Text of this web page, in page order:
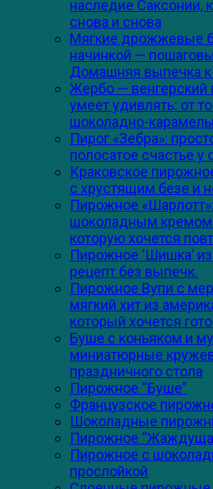
наследие Саксонии,
снова и снова
Мягкие дрожжевые
начинкой —
Домашняя выпечка
Жербо — венгерский
умеет удивлять: от
шоколадно-
Пирог «Зебра»:
полосатое счастье у
Краковское
с хрустящим безе и
Пирожное
шоколадным кремом
которую хочется
Пирожное ‘Шишка’
рецепт без выпечк.
Пирожное Вупи с
мягкий хит из
который хочется
Буше с коньяком и
миниатюрные
праздничного стола
Пирожное “Буше”
Французское
Шоколадные
Пирожное
Пирожное с
прослойкой